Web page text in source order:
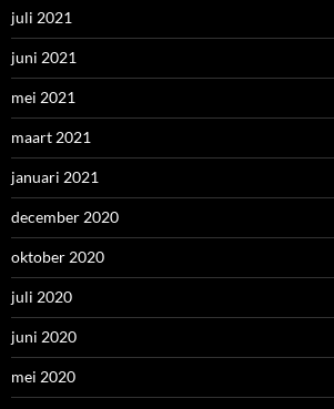
juli 2021
juni 2021
mei 2021
maart 2021
januari 2021
december 2020
oktober 2020
juli 2020
juni 2020
mei 2020